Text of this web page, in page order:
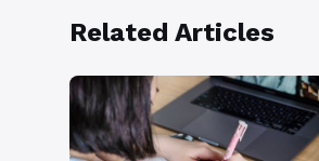
Related Articles